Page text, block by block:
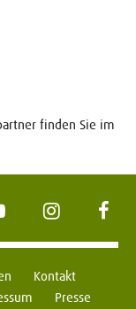
finden Sie im
YouTube Instagram
Kontakt
Presse